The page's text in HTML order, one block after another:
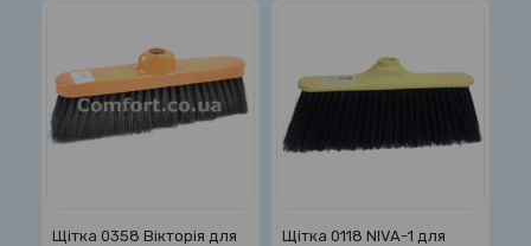
Щітка 0358 Вікторія для
Щітка 0118 NIVA-1 для